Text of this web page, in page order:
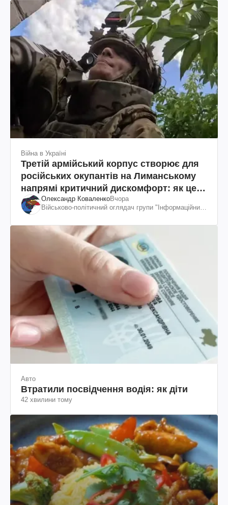
Війна в Україні
Третій армійський корпус створює для
російських окупантів на Лиманському
напрямі критичний дискомфорт: як це
вдалосяОлександр КоваленкоВчора
Військово-політичний оглядач групи "Інформаційний
Авто
Втратили посвідчення водія: як діти
42 хвилини тому